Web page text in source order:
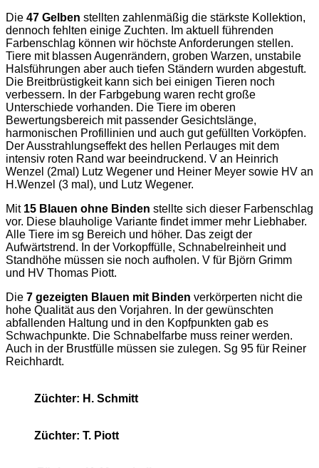
Die 47 Gelben stellten zahlenmäßig die stärkste Kollektion,
dennoch fehlten einige Zuchten. Im aktuell führenden
Farbenschlag können wir höchste Anforderungen stellen.
Tiere mit blassen Augenrändern, groben Warzen, unstabile
Halsführungen aber auch tiefen Ständern wurden abgestuft.
Die Breitbrüstigkeit kann sich bei einigen Tieren noch
verbessern. In der Farbgebung waren recht große
Unterschiede vorhanden. Die Tiere im oberen
Bewertungsbereich mit passender Gesichtslänge,
harmonischen Profillinien und auch gut gefüllten Vorköpfen.
Der Ausstrahlungseffekt des hellen Perlauges mit dem
intensiv roten Rand war beeindruckend. V an Heinrich
Wenzel (2mal) Lutz Wegener und Heiner Meyer sowie HV an
H.Wenzel (3 mal), und Lutz Wegener.
Mit 15 Blauen ohne Binden stellte sich dieser Farbenschlag
vor. Diese blauholige Variante findet immer mehr Liebhaber.
Alle Tiere im sg Bereich und höher. Das zeigt der
Aufwärtstrend. In der Vorkopffülle, Schnabelreinheit und
Standhöhe müssen sie noch aufholen. V für Björn Grimm
und HV Thomas Piott.
Die 7 gezeigten Blauen mit Binden verkörperten nicht die
hohe Qualität aus den Vorjahren. In der gewünschten
abfallenden Haltung und in den Kopfpunkten gab es
Schwachpunkte. Die Schnabelfarbe muss reiner werden.
Auch in der Brustfülle müssen sie zulegen. Sg 95 für Reiner
Reichhardt.
Züchter: H. Schmitt
Züchter: T. Piott